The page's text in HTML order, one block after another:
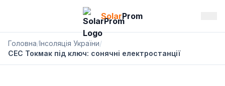
SolarProm
Головна/Інсоляція України/
СЕС Токмак під ключ: сонячні електростанції